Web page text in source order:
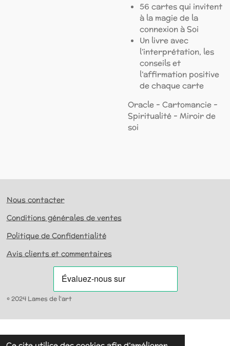
56 cartes qui invitent
à la magie de la
connexion à Soi
Un livre avec
l’interprétation, les
conseils et
l’affirmation positive
de chaque carte
Oracle - Cartomancie -
Spiritualité - Miroir de
soi
Nous contacter
Conditions générales de ventes
Politique de Confidentialité
Avis clients et commentaires
© 2024 Lames de l'art